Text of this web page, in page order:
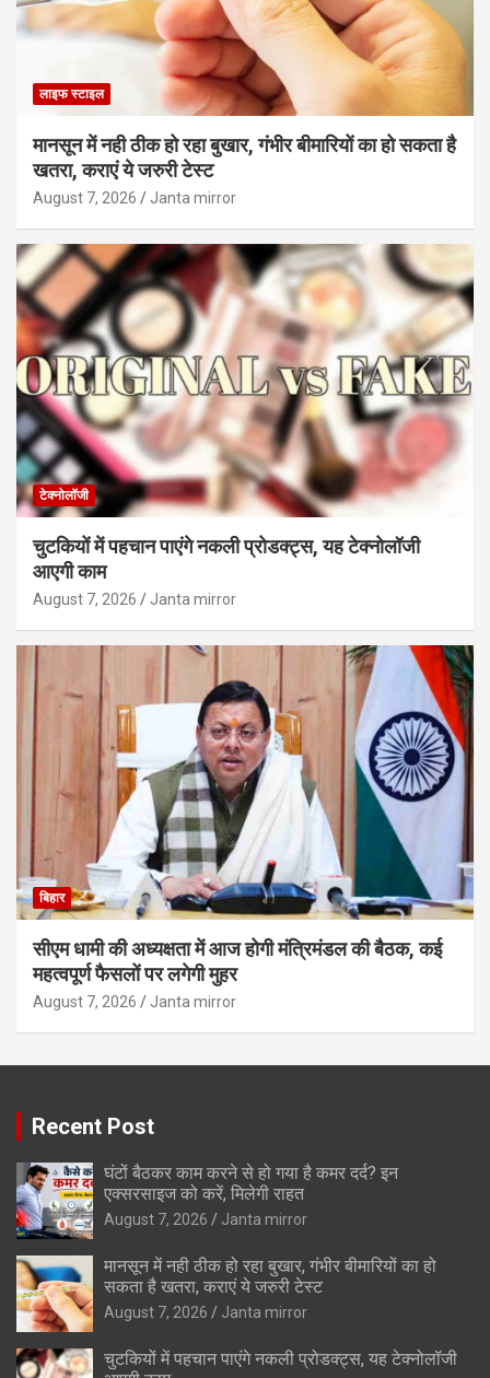
लाइफ स्टाइल
मानसून में नही ठीक हो रहा बुखार, गंभीर बीमारियों का हो सकता है
खतरा, कराएं ये जरुरी टेस्ट
August 7, 2026 Janta mirror
टेक्नोलॉजी
चुटकियों में पहचान पाएंगे नकली प्रोडक्ट्स, यह टेक्नोलॉजी
आएगी काम
August 7, 2026 Janta mirror
बिहार
सीएम धामी की अध्यक्षता में आज होगी मंत्रिमंडल की बैठक, कई
महत्वपूर्ण फैसलों पर लगेगी मुहर
August 7, 2026 Janta mirror
Recent Post
घंटों बैठकर काम करने से हो गया है कमर दर्द? इन
एक्सरसाइज को करें, मिलेगी राहत
August 7, 2026 Janta mirror
मानसून में नही ठीक हो रहा बुखार, गंभीर बीमारियों का हो
सकता है खतरा, कराएं ये जरुरी टेस्ट
August 7, 2026 Janta mirror
चुटकियों में पहचान पाएंगे नकली प्रोडक्ट्स, यह टेक्नोलॉजी